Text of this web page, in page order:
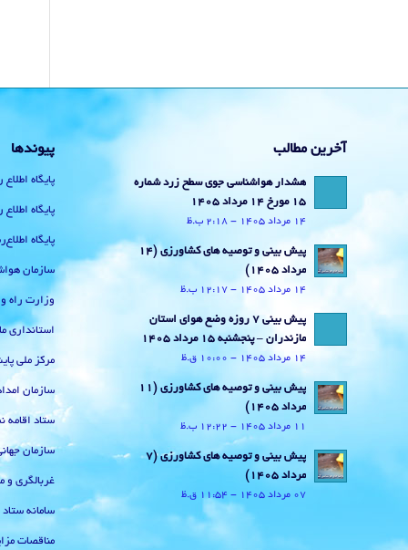
آخرین مطالب
هشدار هواشناسی جوی سطح زرد شماره
15 مورخ 14 مرداد 1405
14 مرداد 1405 - 2:18 ب.ظ
پیش بینی و توصیه های کشاورزی (14
مرداد ۱۴۰۵)
14 مرداد 1405 - 12:17 ب.ظ
پیش بینی 7 روزه وضع هوای استان
مازندران – پنجشنبه 15 مرداد 1405
14 مرداد 1405 - 10:00 ق.ظ
پیش بینی و توصیه های کشاورزی (11
مرداد ۱۴۰۵)
11 مرداد 1405 - 12:22 ب.ظ
پیش بینی و توصیه های کشاورزی (7
مرداد ۱۴۰۵)
07 مرداد 1405 - 11:54 ق.ظ
پیوندها
پایگاه
پایگاه
پایگاه
سازمان
وزارت راه
استانداری
مرکز ملی
سازمان
ستاد اقامه
سازمان
غربالگری و
سامانه ستاد
مناقصات